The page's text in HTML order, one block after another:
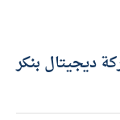
ديجيتال بنكر